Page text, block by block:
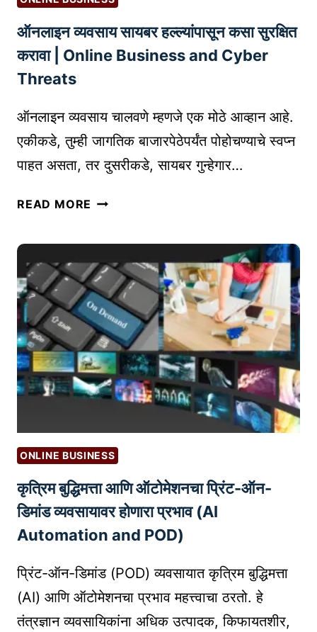
दे
ता
त
र
ची
किं
त
शी
ठ
र
व
ली
जा
ते
?
C
M
P
N
Y
D
H
A
ऑनलाइन व्यवसाय सायबर हल्ल्यांपासून कसा सुरक्षित
करावा | Online Business and Cyber
Threats
ऑनलाइन व्यवसाय चालवणे म्हणजे एक मोठे आव्हान आहे.
एकीकडे, तुम्ही जागतिक बाजारपेठेपर्यंत पोहोचण्याचे स्वप्न
पाहत असता, तर दुसरीकडे, सायबर गुन्हेगार…
READ MORE ऑ
न
व्य
व
सा
य
सा
य
र
ह
ल्ल्यां
पा
सू
क
सा
सु
र
क्षि
ONLINE BUSINESS
कृत्रिम बुद्धिमत्ता आणि ऑटोमेशनचा प्रिंट-ऑन-
डिमांड व्यवसायावर होणारा प्रभाव (AI
Automation and POD)
प्रिंट-ऑन-डिमांड (POD) व्यवसायात कृत्रिम बुद्धिमत्ता
(AI) आणि ऑटोमेशनचा प्रभाव महत्त्वाचा ठरतो. हे
तंत्रज्ञान व्यवसायिकांना अधिक उत्पादक, किफायतशीर,